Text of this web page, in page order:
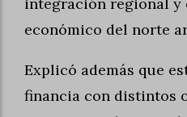
integración regional y
económico del norte
Explicó además que
financia con distintos